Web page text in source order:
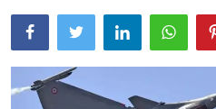
अंतरराष्ट्रीय समाचार
राज्य समाचार